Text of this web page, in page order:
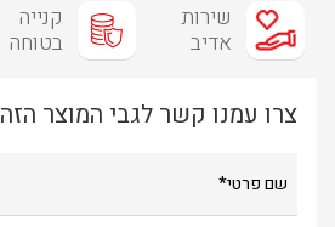
שירות
אדיב
קנייה
בטוחה
צרו עמנו קשר לגבי המוצר הזה